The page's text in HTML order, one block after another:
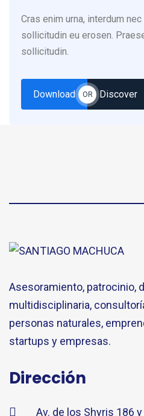
Cras enim urna, interdum
sollicitudin eu erosen.
sollicitudin.
Download OR Discover
Asesoramiento, patrocinio,
multidisciplinaria,
personas naturales,
startups y empresas.
Dirección
Av. de los Shyris 186